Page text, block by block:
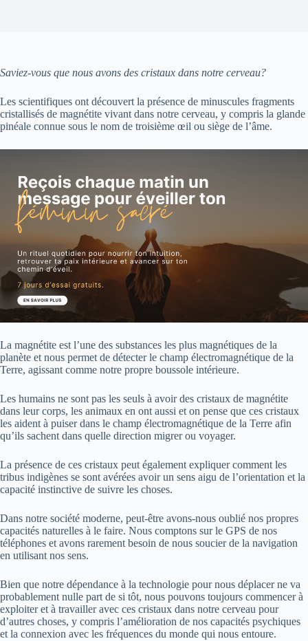
Saviez-vous que nous avons des cristaux dans notre cerveau?
Les scientifiques ont découvert la présence de minuscules fragments
cristallisés de magnétite vivant dans notre cerveau, y compris la glande
pinéale connue sous le nom de troisième œil ou siège de l’âme.
La magnétite est l’une des substances les plus magnétiques de la
planète et nous permet de détecter le champ électromagnétique de la
Terre, agissant comme notre propre boussole intérieure.
Les humains ne sont pas les seuls à avoir des cristaux de magnétite
dans leur corps, les animaux en ont aussi et on pense que ces cristaux
les aident à puiser dans le champ électromagnétique de la Terre afin
qu’ils sachent dans quelle direction migrer ou voyager.
La présence de ces cristaux peut également expliquer comment les
tribus indigènes se sont avérées avoir un sens aigu de l’orientation et la
capacité instinctive de suivre les choses.
Dans notre société moderne, peut-être avons-nous oublié nos propres
capacités naturelles à le faire. Nous comptons sur le GPS de nos
téléphones et avons rarement besoin de nous soucier de la navigation
en utilisant nos sens.
Bien que notre dépendance à la technologie pour nous déplacer ne va
probablement nulle part de si tôt, nous pouvons toujours commencer à
exploiter et à travailler avec ces cristaux dans notre cerveau pour
d’autres choses, y compris l’amélioration de nos capacités psychiques
et la connexion avec les fréquences du monde qui nous entoure.